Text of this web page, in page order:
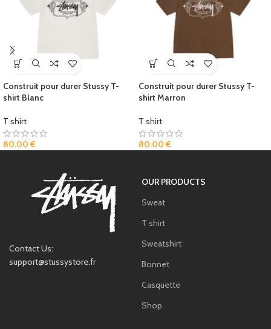
Construit pour durer Stussy T-
shirt Blanc
T shirt
80.00 €
Construit pour durer Stussy T-
shirt Marron
T shirt
80.00 €
Contact Us:
support@stussystore.fr
OUR PRODUCTS
Sweat
T shirt
Sweatshirt
Bonnet
Casquette
Shop